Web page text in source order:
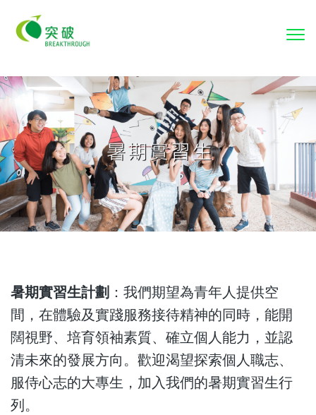
暑期實習生計劃 ：我們期望為青年人提供空
間，在體驗及實踐服務接待精神的同時，能開
闊視野、培育領袖素質、確立個人能力，並認
清未來的發展方向。歡迎渴望探索個人職志、
服侍心志的大專生，加入我們的暑期實習生行
列。